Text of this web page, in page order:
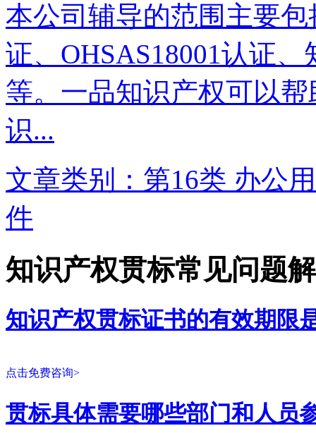
本公司辅导的范围主要包
证、OHSAS18001认证
等。一品知识产权可以
识...
文章类别：第16类 办公
件
知识产权贯标常见问题
知识产权贯标证书的有效期限
点击免费咨询>
贯标具体需要哪些部门和人员